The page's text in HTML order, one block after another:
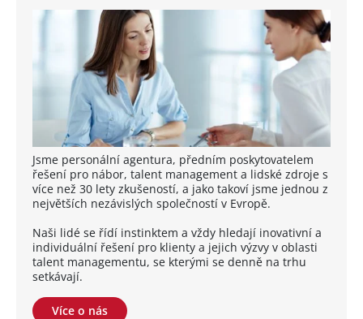
Jsme personální agentura, předním poskytovatelem
řešení pro nábor, talent management a lidské zdroje s
více než 30 lety zkušeností, a jako takoví jsme jednou z
největších nezávislých společností v Evropě.
Naši lidé se řídí instinktem a vždy hledají inovativní a
individuální řešení pro klienty a jejich výzvy v oblasti
talent managementu, se kterými se denně na trhu
setkávají.
Více o nás